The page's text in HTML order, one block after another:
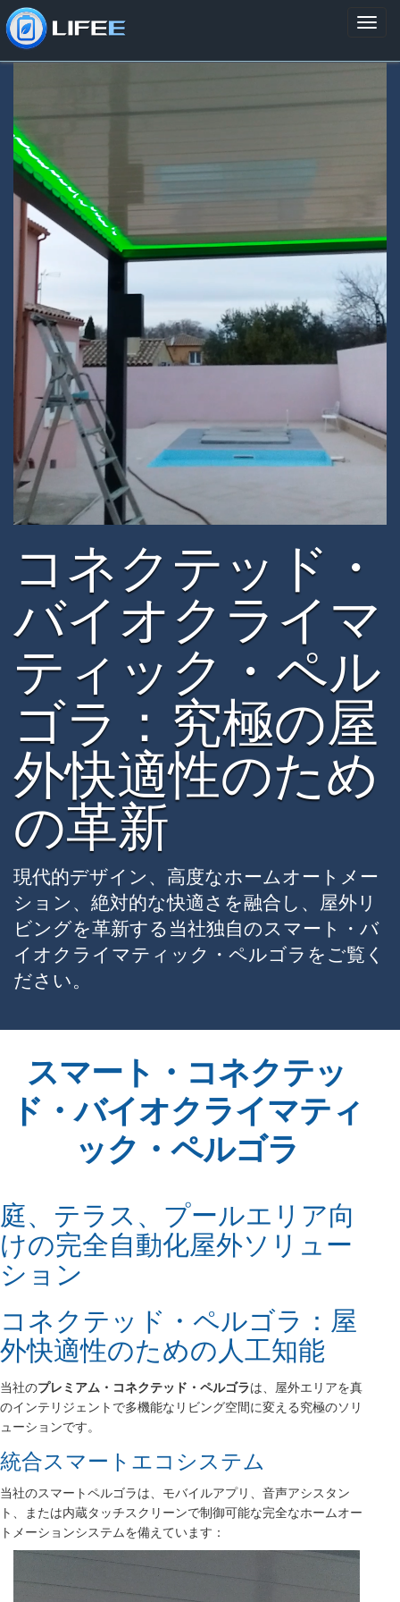
コネクテッド・
バイオクライマ
ティック・ペル
ゴラ：究極の屋
外快適性のため
の革新
現代的デザイン、高度なホームオートメー
ション、絶対的な快適さを融合し、屋外リ
ビングを革新する当社独自のスマート・バ
イオクライマティック・ペルゴラをご覧く
ださい。
スマート・コネクテッ
ド・バイオクライマティ
ック・ペルゴラ
庭、テラス、プールエリア向
けの完全自動化屋外ソリュー
ション
コネクテッド・ペルゴラ：屋
外快適性のための人工知能
当社のプレミアム・コネクテッド・ペルゴラは、屋外エリアを真
のインテリジェントで多機能なリビング空間に変える究極のソリ
ューションです。
統合スマートエコシステム
当社のスマートペルゴラは、モバイルアプリ、音声アシスタン
ト、または内蔵タッチスクリーンで制御可能な完全なホームオー
トメーションシステムを備えています：